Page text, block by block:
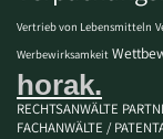
Vertrieb von Lebensmitteln
Werbewirksamkeit
horak.
RECHTSANWÄLTE
FACHANWÄLTE /